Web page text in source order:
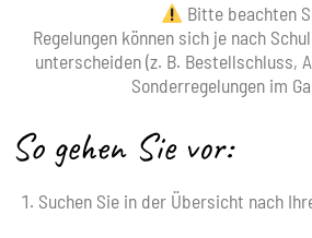
Bitte beachten
Regelungen können sich je nach
unterscheiden (z. B. Bestellschluss,
Sonderregelungen im
So gehen Sie vor:
Suchen Sie in der Übersicht nach